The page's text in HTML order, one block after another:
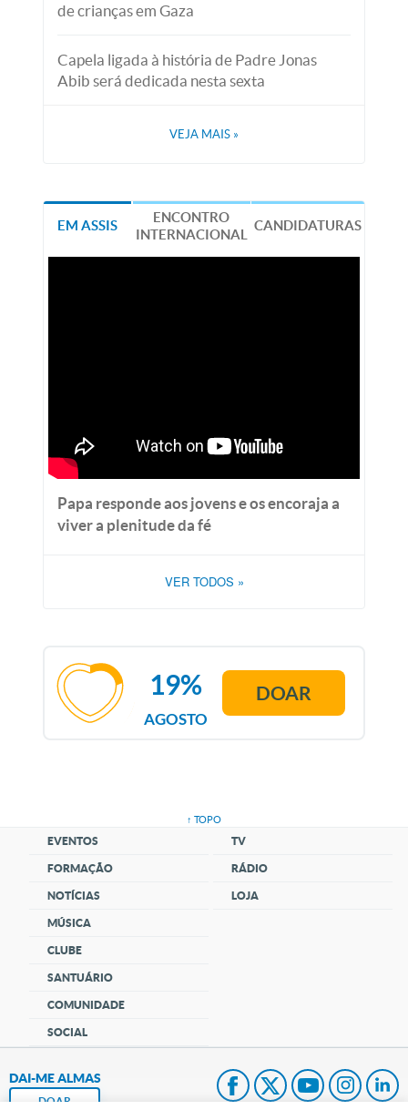
de crianças em Gaza
Capela ligada à história de Padre Jonas
Abib será dedicada nesta sexta
VEJA MAIS »
EM ASSIS
ENCONTRO
INTERNACIONAL
CANDIDATURAS
Papa responde aos jovens e os encoraja a
viver a plenitude da fé
VER TODOS »
AGOSTO
19% DOAR
↑ TOPO
EVENTOS
FORMAÇÃO
NOTÍCIAS
MÚSICA
CLUBE
SANTUÁRIO
COMUNIDADE
SOCIAL
TV
RÁDIO
LOJA
DAI-ME ALMAS
DOAR